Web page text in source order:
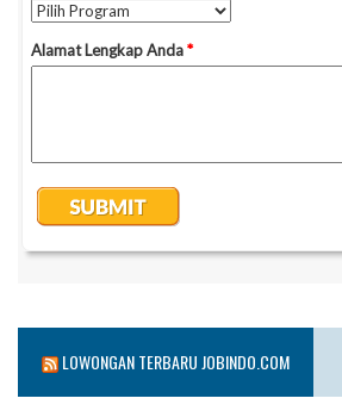
LOWONGAN TERBARU JOBINDO.COM